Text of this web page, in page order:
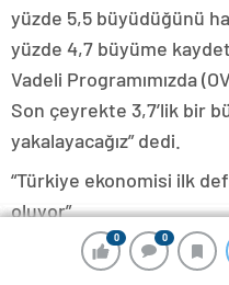
0 0
0 0
0 0
0 0
yüzde 5,5 büyüdüğünü
yüzde 4,7 büyüme
Vadeli Programımızda
Son çeyrekte 3,7’lik bir
yakalayacağız” dedi.
“Türkiye ekonomisi ilk
oluyor”
Türkiye ekonomisinin ilk